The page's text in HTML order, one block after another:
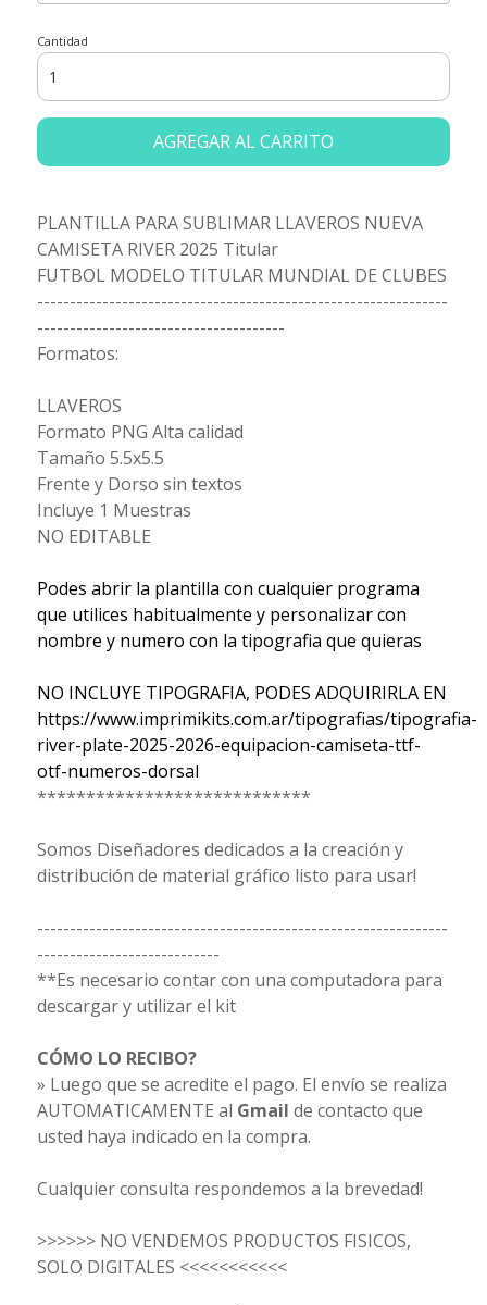
Cantidad
AGREGAR AL CARRITO
PLANTILLA PARA SUBLIMAR LLAVEROS NUEVA
CAMISETA RIVER 2025 Titular
FUTBOL MODELO TITULAR MUNDIAL DE CLUBES
---------------------------------------------------------------
--------------------------------------
Formatos:
LLAVEROS
Formato PNG Alta calidad
Tamaño 5.5x5.5
Frente y Dorso sin textos
Incluye 1 Muestras
NO EDITABLE
Podes abrir la plantilla con cualquier programa
que utilices habitualmente y personalizar con
nombre y numero con la tipografia que quieras
NO INCLUYE TIPOGRAFIA, PODES ADQUIRIRLA EN
https://www.imprimikits.com.ar/tipografias/tipografia-
river-plate-2025-2026-equipacion-camiseta-ttf-
otf-numeros-dorsal
****************************
Somos Diseñadores dedicados a la creación y
distribución de material gráfico listo para usar!
---------------------------------------------------------------
----------------------------
**Es necesario contar con una computadora para
descargar y utilizar el kit
CÓMO LO RECIBO?
» Luego que se acredite el pago. El envío se realiza
AUTOMATICAMENTE al Gmail de contacto que
usted haya indicado en la compra.
Cualquier consulta respondemos a la brevedad!
>>>>>> NO VENDEMOS PRODUCTOS FISICOS,
SOLO DIGITALES <<<<<<<<<<<